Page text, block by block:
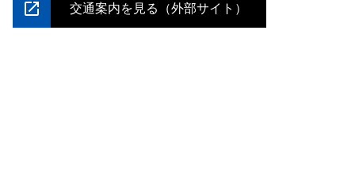
交通案内を見る（外部サイト）